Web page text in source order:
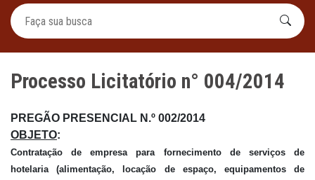
Processo Licitatório n° 004/2014
PREGÃO PRESENCIAL N.º 002/2014
OBJETO:
Contratação de empresa para fornecimento de serviços de
hotelaria (alimentação, locação de espaço, equipamentos de